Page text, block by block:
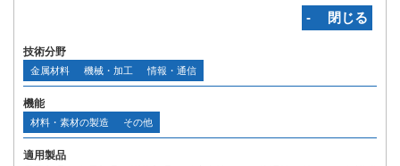
‐ 閉じる
技術分野
金属材料 機械・加工 情報・通信
機能
材料・素材の製造 その他
適用製品